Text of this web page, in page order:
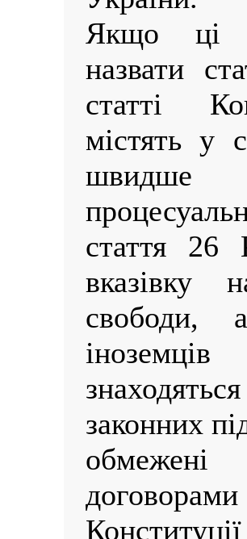
Якщо ці
назвати
статті
містять у
швидше
стаття 26
свободи,
законних